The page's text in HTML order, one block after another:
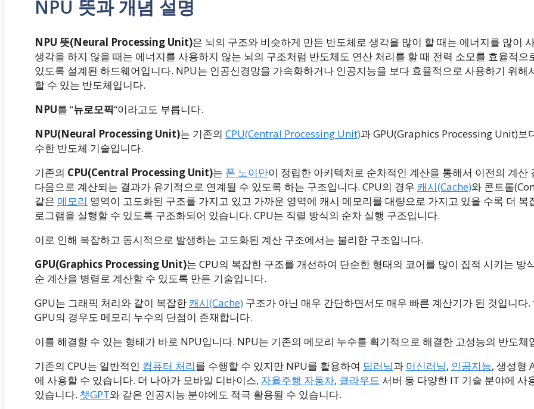
NPU 뜻과 개념 설명
NPU 뜻(Neural Processing Unit)은 뇌의 구조와 비슷하게 만든 반도체로 생각을 많이 할 때는 에너지를 많이
생각을 하지 않을 때는 에너지를 사용하지 않는 뇌의 구조처럼 반도체도 연산 처리를 할 때 전력 소모를 효율적으
있도록 설계된 하드웨어입니다. NPU는 인공신경망을 가속화하거나 인공지능을 보다 효율적으로 사용하기 위해
할 수 있는 반도체입니다.
NPU를 “뉴로모픽“이라고도 부릅니다.
NPU(Neural Processing Unit)는 기존의 CPU(Central Processing Unit)과 GPU(Graphics Processing Unit)보
수한 반도체 기술입니다.
기존의 CPU(Central Processing Unit)는 폰 노이만이 정립한 아키텍처로 순차적인 계산을 통해서 이전의 계산
다음으로 계산되는 결과가 유기적으로 연계될 수 있도록 하는 구조입니다. CPU의 경우 캐시(Cache)와 콘트롤
같은 메모리 영역이 고도화된 구조를 가지고 있고 가까운 영역에 캐시 메모리를 대량으로 가지고 있을 수록 더 복
로그램을 실행할 수 있도록 구조화되어 있습니다. CPU는 직렬 방식의 순차 실행 구조입니다.
이로 인해 복잡하고 동시적으로 발생하는 고도화된 계산 구조에서는 불리한 구조입니다.
GPU(Graphics Processing Unit)는 CPU의 복잡한 구조를 개선하여 단순한 형태의 코어를 많이 집적 시키는 방
순 계산을 병렬로 계산할 수 있도록 만든 기술입니다.
GPU는 그래픽 처리와 같이 복잡한 캐시(Cache) 구조가 아닌 매우 간단하면서도 매우 빠른 계산기가 된 것입니다.
GPU의 경우도 메모리 누수의 단점이 존재합니다.
이를 해결할 수 있는 형태가 바로 NPU입니다. NPU는 기존의 메모리 누수를 획기적으로 해결한 고성능의 반도체
기존의 CPU는 일반적인 컴퓨터 처리를 수행할 수 있지만 NPU를 활용하여 딥러닝과 머신러닝, 인공지능, 생성형
에 사용할 수 있습니다. 더 나아가 모바일 디바이스, 자율주행 자동차, 클라우드 서버 등 다양한 IT 기술 분야에 사
있습니다. 챗GPT와 같은 인공지능 분야에도 적극 활용될 수 있습니다.